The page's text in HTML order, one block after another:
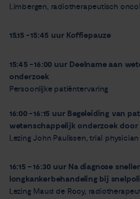
Limbergen, radiotherapeutisch
15.15 - 15:45 uur Koffiepauze
15:45 - 16:00 uur Deelname aan
onderzoek
Persoonlijke patiëntervaring
16:00 - 16:15 uur Begeleiding van
wetenschappelijk onderzoek
Lezing John Paulissen, trial
16:15 – 16:30 uur Na diagnose
longkankerbehandeling bij snelpoli
Lezing Maud de Rooy,